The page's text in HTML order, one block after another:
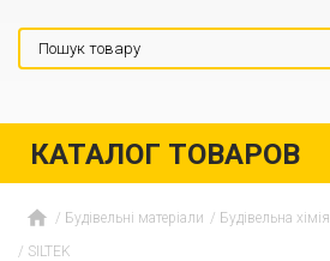
КАТАЛОГ ТОВАРОВ
Будівельні матеріали Будівельна хімія
SILTEK